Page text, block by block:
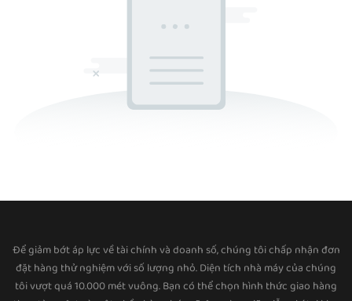
Để giảm bớt áp lực về tài chính và doanh số, chúng tôi chấp nhận đơn
đặt hàng thử nghiệm với số lượng nhỏ. Diện tích nhà máy của chúng
tôi vượt quá 10.000 mét vuông. Bạn có thể chọn hình thức giao hàng